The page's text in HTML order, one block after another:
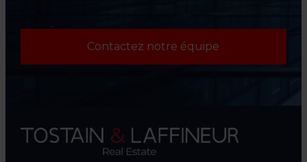
Contactez notre équipe